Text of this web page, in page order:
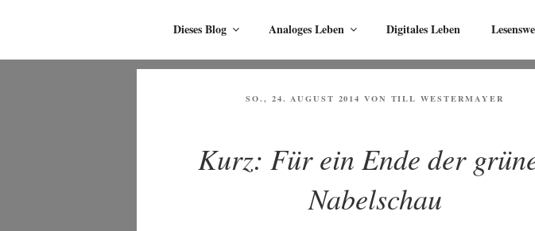
Dieses Blog Analoges Leben Digitales Leben
VERÖFFENTLICHT
SO., 24. AUGUST 2014 VON TILL WESTERMAYER
Kurz: Für ein Ende der
Nabelschau